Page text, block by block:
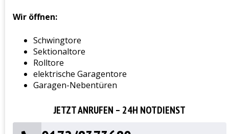
Wir öffnen:
Schwingtore
Sektionaltore
Rolltore
elektrische Garagentore
Garagen-Nebentüren
JETZT ANRUFEN – 24H NOTDIENST